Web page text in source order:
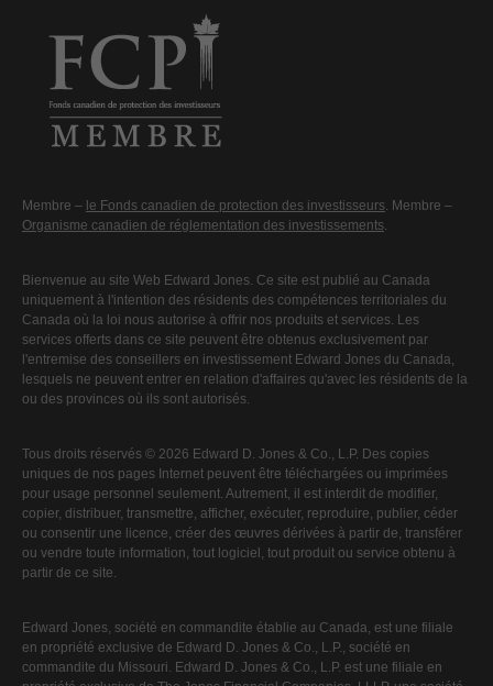
Membre – le Fonds canadien de protection des investisseurs. Membre –
Organisme canadien de réglementation des investissements.
Bienvenue au site Web Edward Jones. Ce site est publié au Canada
uniquement à l'intention des résidents des compétences territoriales du
Canada où la loi nous autorise à offrir nos produits et services. Les
services offerts dans ce site peuvent être obtenus exclusivement par
l'entremise des conseillers en investissement Edward Jones du Canada,
lesquels ne peuvent entrer en relation d'affaires qu'avec les résidents de la
ou des provinces où ils sont autorisés.
Tous droits réservés © 2026 Edward D. Jones & Co., L.P. Des copies
uniques de nos pages Internet peuvent être téléchargées ou imprimées
pour usage personnel seulement. Autrement, il est interdit de modifier,
copier, distribuer, transmettre, afficher, exécuter, reproduire, publier, céder
ou consentir une licence, créer des œuvres dérivées à partir de, transférer
ou vendre toute information, tout logiciel, tout produit ou service obtenu à
partir de ce site.
Edward Jones, société en commandite établie au Canada, est une filiale
en propriété exclusive de Edward D. Jones & Co., L.P., société en
commandite du Missouri. Edward D. Jones & Co., L.P. est une filiale en